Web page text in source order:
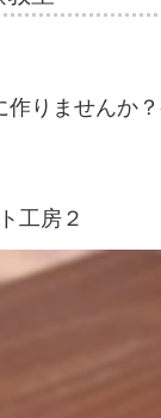
りませんか
工房２